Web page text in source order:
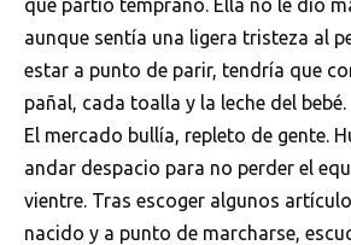
que partió temprano. Ella no le dio
aunque sentía una ligera tristeza al
estar a punto de parir, tendría que
pañal, cada toalla y la leche del bebé.
El mercado bullía, repleto de gente.
andar despacio para no perder el
vientre. Tras escoger algunos
nacido y a punto de marcharse,